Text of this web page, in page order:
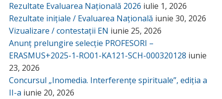
Rezultate Evaluarea Națională 2026 iulie 1, 2026
Rezultate inițiale / Evaluarea Națională iunie 30, 2026
Vizualizare / contestații EN iunie 25, 2026
Anunț prelungire selecție PROFESORI –
ERASMUS+2025-1-RO01-KA121-SCH-000320128 iunie
23, 2026
Concursul „Inomedia. Interferențe spirituale”, ediția a
II-a iunie 20, 2026